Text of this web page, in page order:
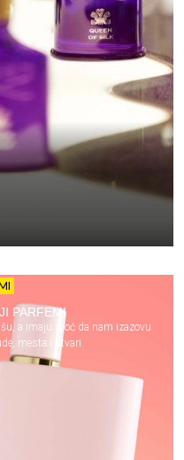
PARFEMI
a imaju moć da nam izazovu
mesta i stvari.